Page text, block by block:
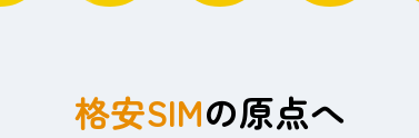
格安SIMの原点へ